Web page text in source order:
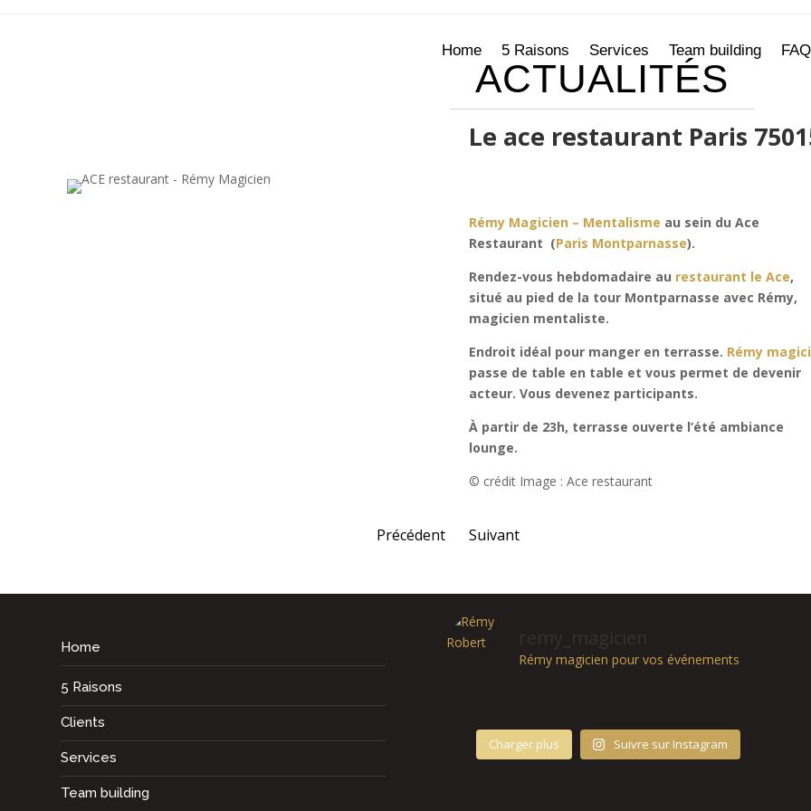
Home 5 Raisons Services Team building FAQ
ACTUALITÉS
Le ace restaurant Paris
Rémy Magicien – Mentalisme au sein du Ace
Restaurant (Paris Montparnasse).
Rendez-vous hebdomadaire au restaurant le Ace,
situé au pied de la tour Montparnasse avec Rémy,
magicien mentaliste.
Endroit idéal pour manger en terrasse. Rémy
passe de table en table et vous permet de devenir
acteur. Vous devenez participants.
À partir de 23h, terrasse ouverte l’été ambiance
lounge.
© crédit Image : Ace restaurant
Précédent Suivant→
Home
5 Raisons
Clients
Services
Team building
Rémy magicien pour vos événements
Charger plus Suivre sur Instagram